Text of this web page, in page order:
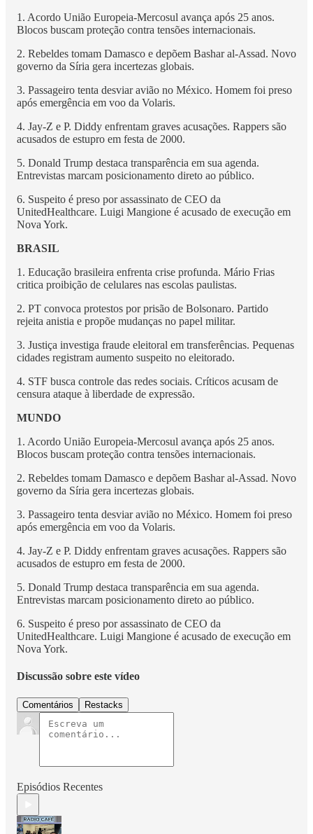
1. Acordo União Europeia-Mercosul avança após 25 anos.
Blocos buscam proteção contra tensões internacionais.
2. Rebeldes tomam Damasco e depõem Bashar al-Assad. Novo
governo da Síria gera incertezas globais.
3. Passageiro tenta desviar avião no México. Homem foi preso
após emergência em voo da Volaris.
4. Jay-Z e P. Diddy enfrentam graves acusações. Rappers são
acusados de estupro em festa de 2000.
5. Donald Trump destaca transparência em sua agenda.
Entrevistas marcam posicionamento direto ao público.
6. Suspeito é preso por assassinato de CEO da
UnitedHealthcare. Luigi Mangione é acusado de execução em
Nova York.
BRASIL
1. Educação brasileira enfrenta crise profunda. Mário Frias
critica proibição de celulares nas escolas paulistas.
2. PT convoca protestos por prisão de Bolsonaro. Partido
rejeita anistia e propõe mudanças no papel militar.
3. Justiça investiga fraude eleitoral em transferências. Pequenas
cidades registram aumento suspeito no eleitorado.
4. STF busca controle das redes sociais. Críticos acusam de
censura ataque à liberdade de expressão.
MUNDO
1. Acordo União Europeia-Mercosul avança após 25 anos.
Blocos buscam proteção contra tensões internacionais.
2. Rebeldes tomam Damasco e depõem Bashar al-Assad. Novo
governo da Síria gera incertezas globais.
3. Passageiro tenta desviar avião no México. Homem foi preso
após emergência em voo da Volaris.
4. Jay-Z e P. Diddy enfrentam graves acusações. Rappers são
acusados de estupro em festa de 2000.
5. Donald Trump destaca transparência em sua agenda.
Entrevistas marcam posicionamento direto ao público.
6. Suspeito é preso por assassinato de CEO da
UnitedHealthcare. Luigi Mangione é acusado de execução em
Nova York.
Discussão sobre este vídeo
Comentários Restacks
Episódios Recentes